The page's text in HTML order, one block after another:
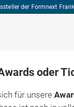
der Formnext
oder
für unsere